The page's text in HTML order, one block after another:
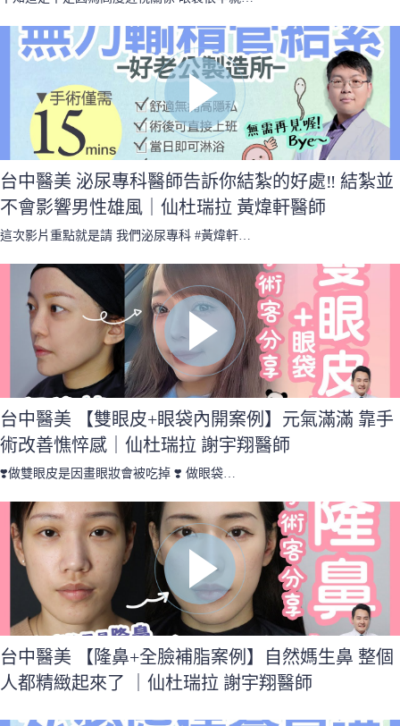
台中醫美 泌尿專科醫師告訴你結紮的好處‼️ 結紮並
不會影響男性雄風｜仙杜瑞拉 黃煒軒醫師
這次影片重點就是請 我們泌尿專科 #黃煒軒…
台中醫美 【雙眼皮+眼袋內開案例】元氣滿滿 靠手
術改善憔悴感｜仙杜瑞拉 謝宇翔醫師
❣️做雙眼皮是因畫眼妝會被吃掉 ❣️ 做眼袋…
台中醫美 【隆鼻+全臉補脂案例】自然媽生鼻 整個
人都精緻起來了 ｜仙杜瑞拉 謝宇翔醫師